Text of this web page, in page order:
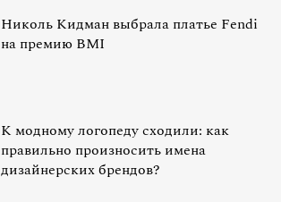
Николь Кидман выбрала платье Fendi
на премию BMI
К модному логопеду сходили: как
правильно произносить имена
дизайнерских брендов?